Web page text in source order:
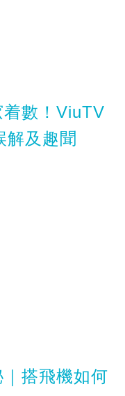
數！ViuTV
解及趣聞
搭飛機如何